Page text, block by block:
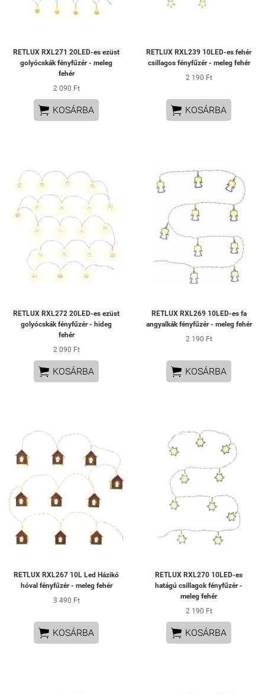
RETLUX RXL271 20LED-es ezüst
golyócskák fényfűzér - meleg
fehér
2 090 Ft
 KOSÁRBA
RETLUX RXL239 10LED-es fehér
csillagos fényfűzér - meleg fehér
2 190 Ft
 KOSÁRBA
RETLUX RXL272 20LED-es ezüst
golyócskák fényfűzér - hideg
fehér
2 090 Ft
 KOSÁRBA
RETLUX RXL269 10LED-es fa
angyalkák fényfűzér - meleg fehér
2 190 Ft
 KOSÁRBA
RETLUX RXL267 10L Led Házikó
hóval fényfűzér - meleg fehér
3 490 Ft
 KOSÁRBA
RETLUX RXL270 10LED-es
hatágú csillagok fényfűzér -
meleg fehér
2 190 Ft
 KOSÁRBA